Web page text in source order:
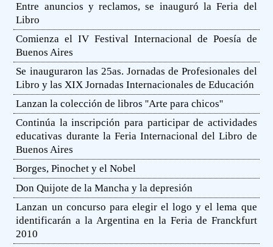
Entre anuncios y reclamos, se inauguró la Feria del
Libro
Comienza el IV Festival Internacional de Poesía de
Buenos Aires
Se inauguraron las 25as. Jornadas de Profesionales del
Libro y las XIX Jornadas Internacionales de Educación
Lanzan la colección de libros ''Arte para chicos''
Continúa la inscripción para participar de actividades
educativas durante la Feria Internacional del Libro de
Buenos Aires
Borges, Pinochet y el Nobel
Don Quijote de la Mancha y la depresión
Lanzan un concurso para elegir el logo y el lema que
identificarán a la Argentina en la Feria de Franckfurt
2010